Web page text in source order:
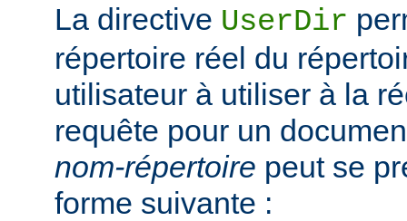
La directive UserDir
répertoire réel du
utilisateur à utiliser à la
requête pour un
nom-répertoire peut se
forme suivante :